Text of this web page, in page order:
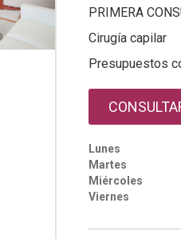
PRIMERA
Cirugía capilar
Presupuestos
Lunes
Martes
Miércoles
Viernes